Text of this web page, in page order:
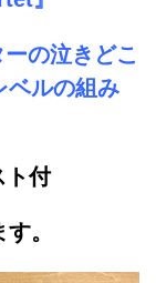
の泣きどこ
ベルの組み
付
。